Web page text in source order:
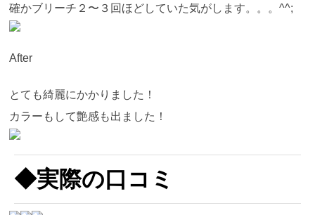
確かブリーチ２〜３回ほどしていた気がします。。。^^;
After
とても綺麗にかかりました！
カラーもして艶感も出ました！
◆実際の口コミ